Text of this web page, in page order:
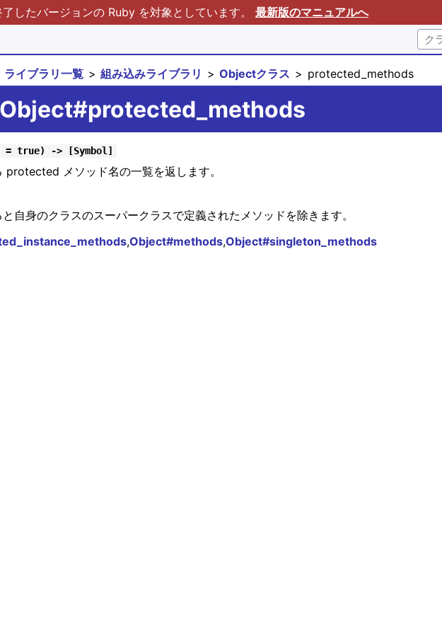
したバージョンの Ruby を対象としています。 最新版のマニュアルへ
ライブラリ一覧 組み込みライブラリ Objectクラス protected_methods
= true) -> [Symbol]
protected メソッド名の一覧を返します。
自身のクラスのスーパークラスで定義されたメソッドを除きます。
,Object#methods,Object#singleton_methods